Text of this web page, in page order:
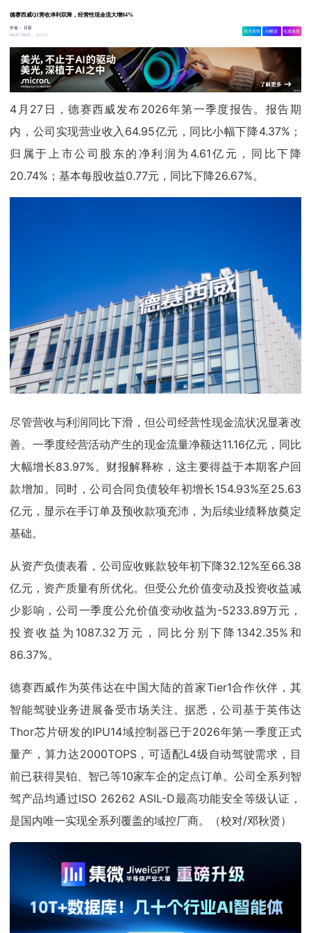
德赛西威Q1营收净利双降，经营性现金流大增84%
作者：
日新
04-27 18:01
2.6w
相关舆情 AI解读 生成海报
4月27日，德赛西威发布2026年第一季度报告。报告期
内，公司实现营业收入64.95亿元，同比小幅下降4.37%；
归属于上市公司股东的净利润为4.61亿元，同比下降
20.74%；基本每股收益0.77元，同比下降26.67%。
尽管营收与利润同比下滑，但公司经营性现金流状况显著改
善。一季度经营活动产生的现金流量净额达11.16亿元，同比
大幅增长83.97%。财报解释称，这主要得益于本期客户回
款增加。同时，公司合同负债较年初增长154.93%至25.63
亿元，显示在手订单及预收款项充沛，为后续业绩释放奠定
基础。
从资产负债表看，公司应收账款较年初下降32.12%至66.38
亿元，资产质量有所优化。但受公允价值变动及投资收益减
少影响，公司一季度公允价值变动收益为-5233.89万元，
投资收益为1087.32万元，同比分别下降1342.35%和
86.37%。
德赛西威作为英伟达在中国大陆的首家Tier1合作伙伴，其
智能驾驶业务进展备受市场关注。据悉，公司基于英伟达
Thor芯片研发的IPU14域控制器已于2026年第一季度正式
量产，算力达2000TOPS，可适配L4级自动驾驶需求，目
前已获得昊铂、智己等10家车企的定点订单。公司全系列智
驾产品均通过ISO 26262 ASIL-D最高功能安全等级认证，
是国内唯一实现全系列覆盖的域控厂商。（校对/邓秋贤）